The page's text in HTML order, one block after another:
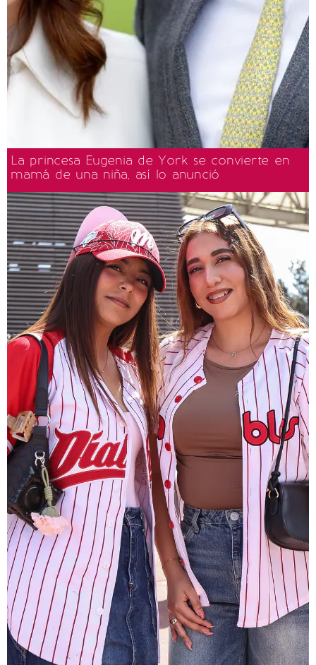
La princesa Eugenia de York se convierte en
mamá de una niña, así lo anunció